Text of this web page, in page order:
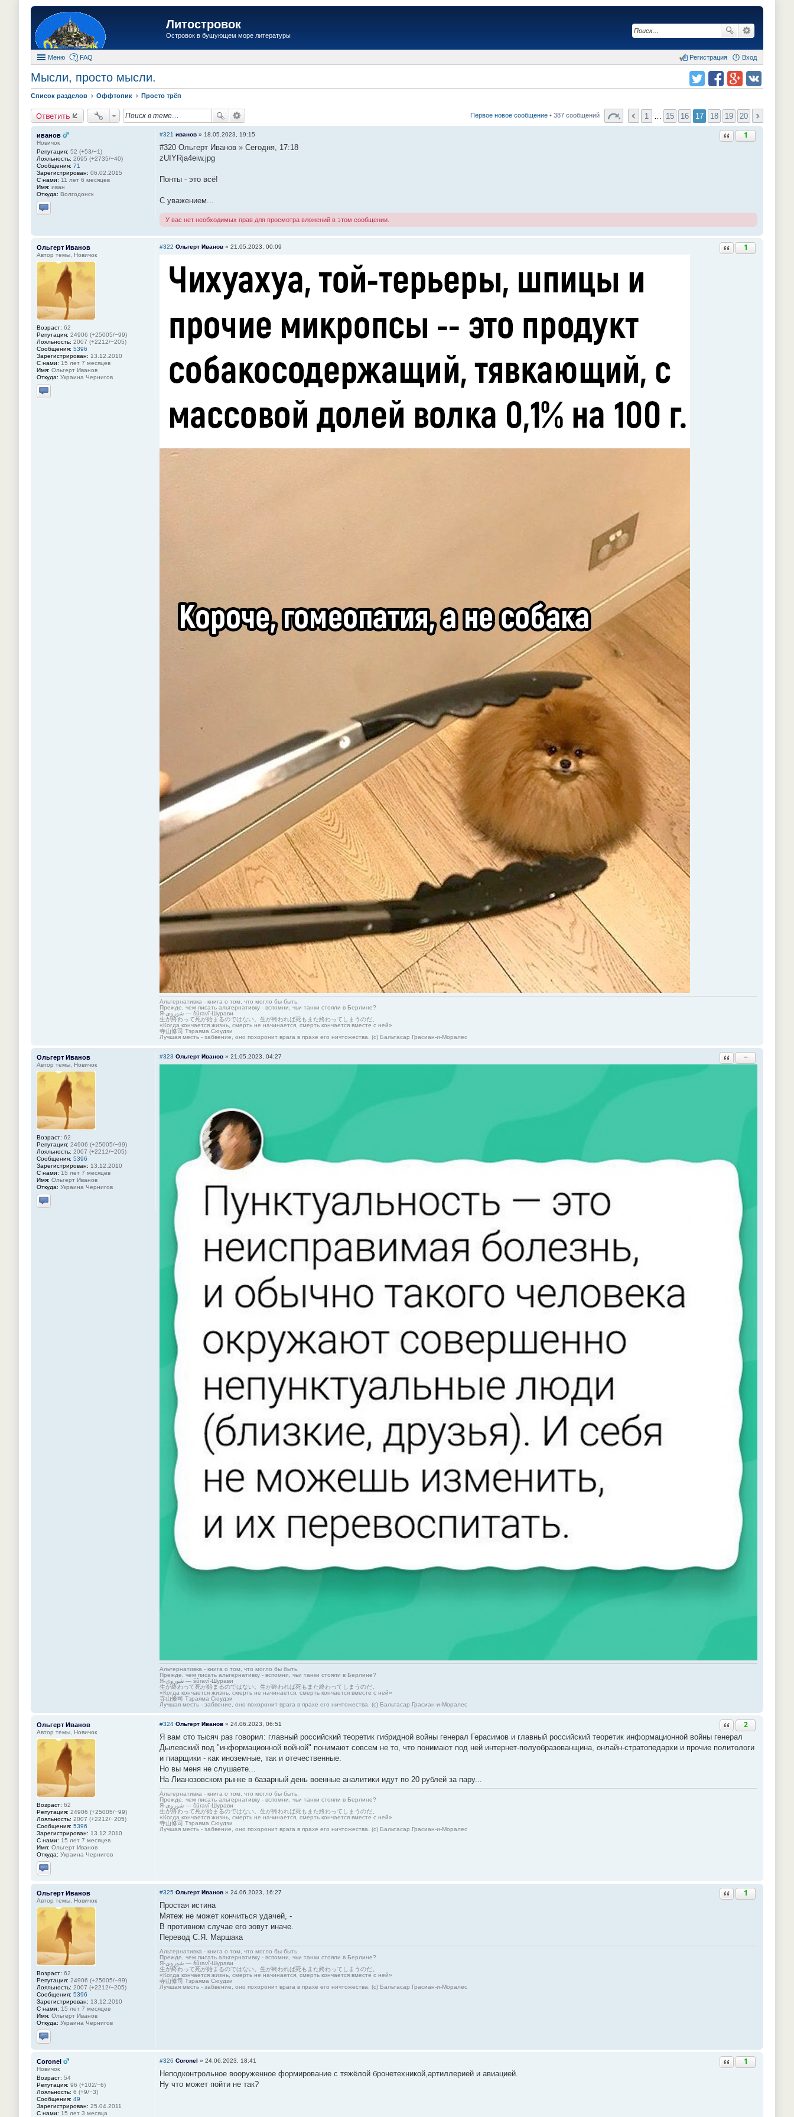
Литостровок
Островок в бушующем море литературы
Меню FAQ Вход
Регистрация
Мысли, просто мысли.
Список разделов Оффтопик Просто трёп
Ответить Первое новое сообщение • 387 сообщений 1 15 16 17 18 19 20
иванов
Новичок
Репутация: 52 (+53/−1)
Лояльность: 2695 (+2735/−40)
Сообщения: 71
Зарегистрирован: 06.02.2015
С нами: 11 лет 6 месяцев
Имя: иван
Откуда: Волгодонск
Отправить личное сообщение
Ответить с цитатой
1
#321 иванов » 18.05.2023, 19:15
#320 Ольгерт Иванов » Сегодня, 17:18
zUIYRja4eiw.jpg
Понты - это всё!
С уважением...
У вас нет необходимых прав для просмотра вложений в этом сообщении.
Ольгерт Иванов
Автор темы, Новичок
Возраст: 62
Репутация: 24906 (+25005/−99)
Лояльность: 2007 (+2212/−205)
Сообщения: 5396
Зарегистрирован: 13.12.2010
С нами: 15 лет 7 месяцев
Имя: Ольгерт Иванов
Откуда: Украина Чернигов
Отправить личное сообщение
Ответить с цитатой
1
#322 Ольгерт Иванов » 21.05.2023, 00:09
Альтернативка - книга о том, что могло бы быть.
Прежде, чем писать альтернативку - вспомни, чьи танки стояли в Берлине?
Я-شوروی — šûravî-Шурави
生が終わって死が始まるのではない。生が終われば死もまた終わってしまうのだ。
«Когда кончается жизнь, смерть не начинается, смерть кончается вместе с ней»
寺山修司 Тэраяма Сюудзи
Лучшая месть - забвение, оно похоронит врага в прахе его ничтожества. (с) Бальтасар Грасиан-и-Моралес
Ольгерт Иванов
Автор темы, Новичок
Возраст: 62
Репутация: 24906 (+25005/−99)
Лояльность: 2007 (+2212/−205)
Сообщения: 5396
Зарегистрирован: 13.12.2010
С нами: 15 лет 7 месяцев
Имя: Ольгерт Иванов
Откуда: Украина Чернигов
Отправить личное сообщение
Ответить с цитатой
−
#323 Ольгерт Иванов » 21.05.2023, 04:27
Альтернативка - книга о том, что могло бы быть.
Прежде, чем писать альтернативку - вспомни, чьи танки стояли в Берлине?
Я-شوروی — šûravî-Шурави
生が終わって死が始まるのではない。生が終われば死もまた終わってしまうのだ。
«Когда кончается жизнь, смерть не начинается, смерть кончается вместе с ней»
寺山修司 Тэраяма Сюудзи
Лучшая месть - забвение, оно похоронит врага в прахе его ничтожества. (с) Бальтасар Грасиан-и-Моралес
Ольгерт Иванов
Автор темы, Новичок
Возраст: 62
Репутация: 24906 (+25005/−99)
Лояльность: 2007 (+2212/−205)
Сообщения: 5396
Зарегистрирован: 13.12.2010
С нами: 15 лет 7 месяцев
Имя: Ольгерт Иванов
Откуда: Украина Чернигов
Отправить личное сообщение
Ответить с цитатой
2
#324 Ольгерт Иванов » 24.06.2023, 06:51
Я вам сто тысяч раз говорил: главный российский теоретик гибридной войны генерал Герасимов и главный российский теоретик информационной войны генерал
Дылевский под "информационной войной" понимают совсем не то, что понимают под ней интернет-полуобразованщина, онлайн-стратопедархи и прочие политологи
и пиарщики - как иноземные, так и отечественные.
Но вы меня не слушаете...
На Лианозовском рынке в базарный день военные аналитики идут по 20 рублей за пару...
Альтернативка - книга о том, что могло бы быть.
Прежде, чем писать альтернативку - вспомни, чьи танки стояли в Берлине?
Я-شوروی — šûravî-Шурави
生が終わって死が始まるのではない。生が終われば死もまた終わってしまうのだ。
«Когда кончается жизнь, смерть не начинается, смерть кончается вместе с ней»
寺山修司 Тэраяма Сюудзи
Лучшая месть - забвение, оно похоронит врага в прахе его ничтожества. (с) Бальтасар Грасиан-и-Моралес
Ольгерт Иванов
Автор темы, Новичок
Возраст: 62
Репутация: 24906 (+25005/−99)
Лояльность: 2007 (+2212/−205)
Сообщения: 5396
Зарегистрирован: 13.12.2010
С нами: 15 лет 7 месяцев
Имя: Ольгерт Иванов
Откуда: Украина Чернигов
Отправить личное сообщение
Ответить с цитатой
1
#325 Ольгерт Иванов » 24.06.2023, 16:27
Простая истина
Мятеж не может кончиться удачей, -
В противном случае его зовут иначе.
Перевод С.Я. Маршака
Альтернативка - книга о том, что могло бы быть.
Прежде, чем писать альтернативку - вспомни, чьи танки стояли в Берлине?
Я-شوروی — šûravî-Шурави
生が終わって死が始まるのではない。生が終われば死もまた終わってしまうのだ。
«Когда кончается жизнь, смерть не начинается, смерть кончается вместе с ней»
寺山修司 Тэраяма Сюудзи
Лучшая месть - забвение, оно похоронит врага в прахе его ничтожества. (с) Бальтасар Грасиан-и-Моралес
Coronel
Новичок
Возраст: 54
Репутация: 96 (+102/−6)
Лояльность: 6 (+9/−3)
Сообщения: 49
Зарегистрирован: 25.04.2011
С нами: 15 лет 3 месяца
Ответить с цитатой
1
#326 Coronel » 24.06.2023, 18:41
Неподконтрольное вооруженное формирование с тяжёлой бронетехникой,артиллерией и авиацией.
Ну что может пойти не так?